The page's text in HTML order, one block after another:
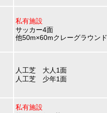
私有施設
サッカー4面
他50m×60mクレーグラウンド
人工芝 大人1面
人工芝 少年1面
私有施設